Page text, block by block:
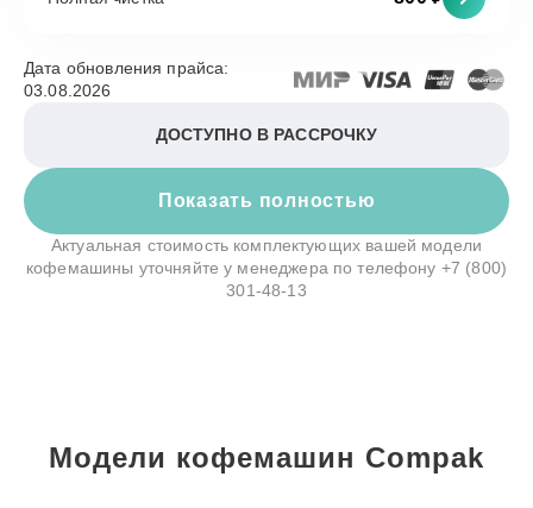
Показать полностью
Дата обновления прайса:
03.08.2026
ДОСТУПНО В РАССРОЧКУ
Актуальная стоимость комплектующих вашей модели
кофемашины уточняйте у менеджера по телефону +7 (800)
301-48-13
Модели кофемашин Compak